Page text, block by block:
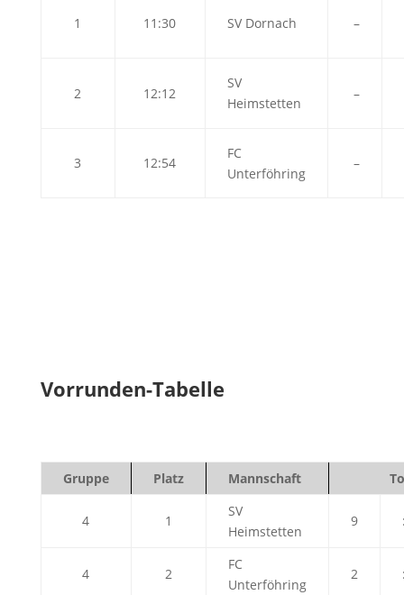
1 11:30 SV Dornach –
2 12:12
SV
Heimstetten
–
3 12:54
FC
Unterföhring
–
Vorrunden-Tabelle
Gruppe Platz Mannschaft
4 1
SV
Heimstetten
9
4 2
FC
Unterföhring
2